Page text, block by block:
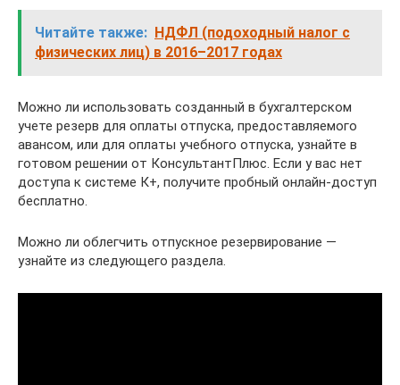
Читайте также: НДФЛ (подоходный налог с
физических лиц) в 2016–2017 годах
Можно ли использовать созданный в бухгалтерском
учете резерв для оплаты отпуска, предоставляемого
авансом, или для оплаты учебного отпуска, узнайте в
готовом решении от КонсультантПлюс. Если у вас нет
доступа к системе К+, получите пробный онлайн-доступ
бесплатно.
Можно ли облегчить отпускное резервирование —
узнайте из следующего раздела.